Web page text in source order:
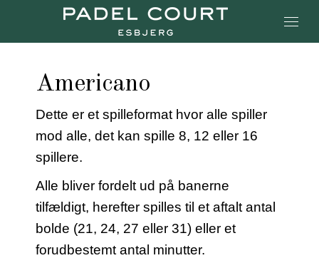
Americano
Dette er et spilleformat hvor alle spiller
mod alle, det kan spille 8, 12 eller 16
spillere.
Alle bliver fordelt ud på banerne
tilfældigt, herefter spilles til et aftalt antal
bolde (21, 24, 27 eller 31) eller et
forudbestemt antal minutter.